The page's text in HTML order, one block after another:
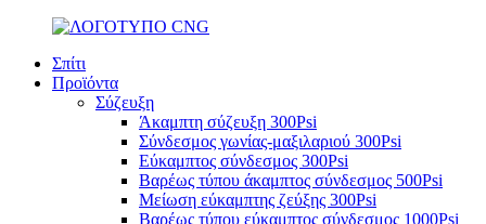
Σπίτι
Προϊόντα
Σύζευξη
Άκαμπτη σύζευξη 300Psi
Σύνδεσμος γωνίας-μαξιλαριού 300Psi
Εύκαμπτος σύνδεσμος 300Psi
Βαρέως τύπου άκαμπτος σύνδεσμος 500Psi
Μείωση εύκαμπτης ζεύξης 300Psi
Βαρέως τύπου εύκαμπτος σύνδεσμος 1000Psi